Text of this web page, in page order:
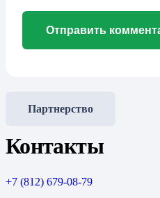
Отправить
Партнерство
Контакты
+7 (812) 679-08-79